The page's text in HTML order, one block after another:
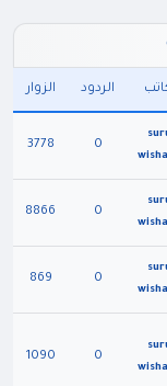
الردود الزوار
0
3778
0
8866
0
869
0
1090